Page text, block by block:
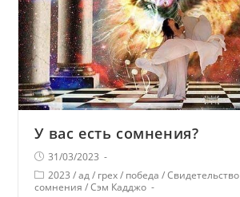
У вас есть сомнения?
31/03/2023
2023 / ад / грех / победа / Свидетельство
сомнения / Сэм Кадджо